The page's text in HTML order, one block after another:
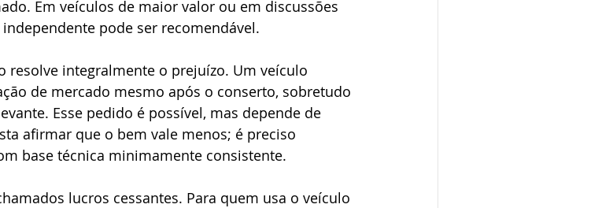
Em veículos de maior valor ou em discussões
pode ser recomendável.
resolve integralmente o prejuízo. Um veículo
de mercado mesmo após o conserto, sobretudo
Esse pedido é possível, mas depende de
afirmar que o bem vale menos; é preciso
base técnica minimamente consistente.
lucros cessantes. Para quem usa o veículo